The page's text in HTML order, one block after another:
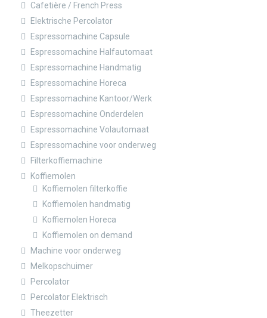
Cafetière / French Press
Elektrische Percolator
Espressomachine Capsule
Espressomachine Halfautomaat
Espressomachine Handmatig
Espressomachine Horeca
Espressomachine Kantoor/Werk
Espressomachine Onderdelen
Espressomachine Volautomaat
Espressomachine voor onderweg
Filterkoffiemachine
Koffiemolen
Koffiemolen filterkoffie
Koffiemolen handmatig
Koffiemolen Horeca
Koffiemolen on demand
Machine voor onderweg
Melkopschuimer
Percolator
Percolator Elektrisch
Theezetter